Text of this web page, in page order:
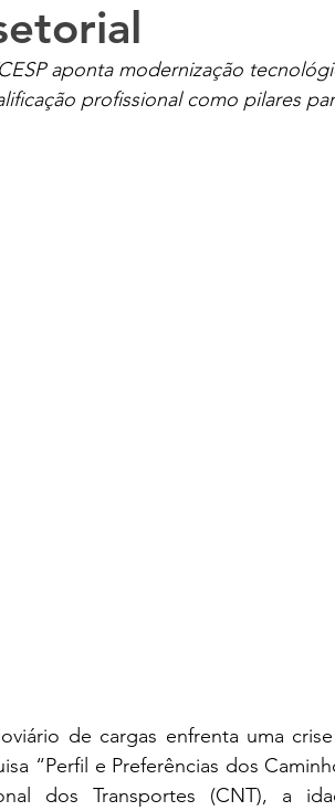
aponta modernização
profissional como pilares
de cargas enfrenta uma
“Perfil e Preferências dos
dos Transportes (CNT), a